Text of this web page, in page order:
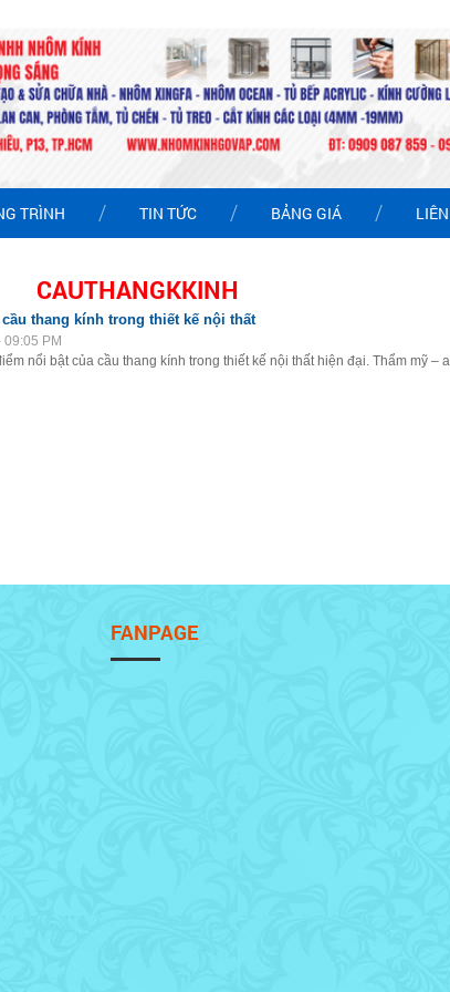
TRÌNH TIN TỨC BẢNG GIÁ
CAUTHANGKKINH
thang kính trong thiết kế nội thất
PM
nổi bật của cầu thang kính trong thiết kế nội thất hiện đại. Thẩm mỹ –
FANPAGE